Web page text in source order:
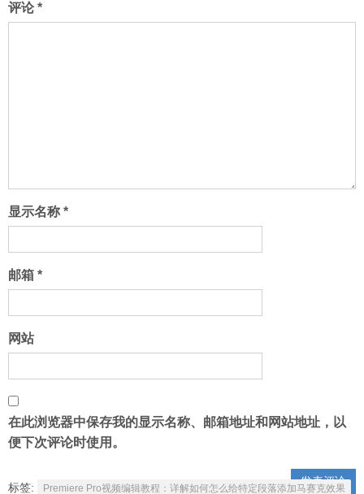
标签: Premiere Pro视频编辑教程：详解如何怎么给特定段落添加马赛克效果
评论*
显示名称 *
邮箱 *
网站
在此浏览器中保存我的显示名称、邮箱地址和网站地址，以
便下次评论时使用。